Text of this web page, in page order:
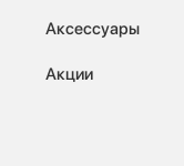
Аксессуары
Акции